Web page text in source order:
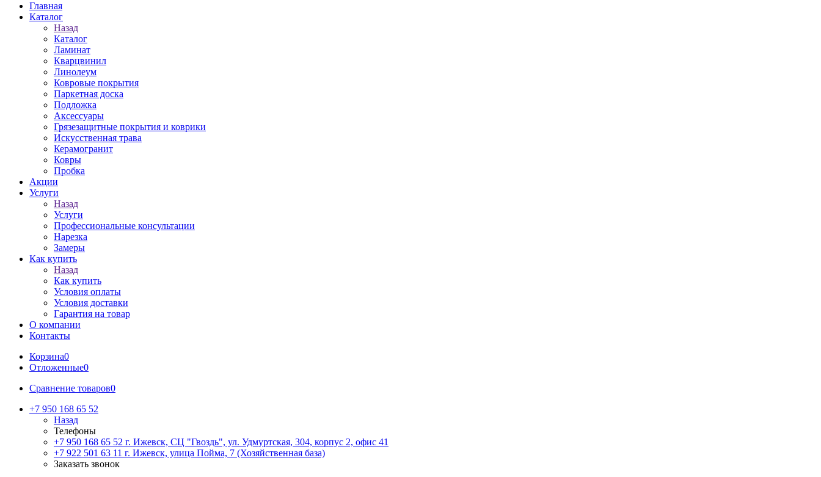
Главная
Каталог
Назад
Каталог
Ламинат
Кварцвинил
Линолеум
Ковровые покрытия
Паркетная доска
Подложка
Аксессуары
Грязезащитные покрытия и коврики
Искусственная трава
Керамогранит
Ковры
Пробка
Акции
Услуги
Назад
Услуги
Профессиональные консультации
Нарезка
Замеры
Как купить
Назад
Как купить
Условия оплаты
Условия доставки
Гарантия на товар
О компании
Контакты
Корзина0
Отложенные0
Сравнение товаров0
+7 950 168 65 52
Назад
Телефоны
+7 950 168 65 52 г. Ижевск, СЦ "Гвоздь", ул. Удмуртская, 304, корпус 2, офис 41
+7 922 501 63 11 г. Ижевск, улица Пойма, 7 (Хозяйственная база)
Заказать звонок